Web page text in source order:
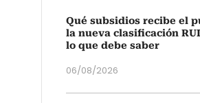
Qué subsidios recibe el
la nueva clasificación
lo que debe saber
06/08/2026